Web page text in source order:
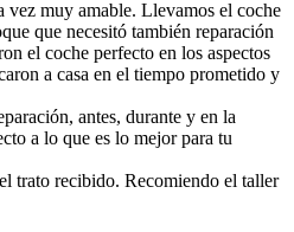
muy amable. Llevamos el coche
que necesitó también reparación
el coche perfecto en los aspectos
a casa en el tiempo prometido y
antes, durante y en la
a lo que es lo mejor para tu
trato recibido. Recomiendo el taller